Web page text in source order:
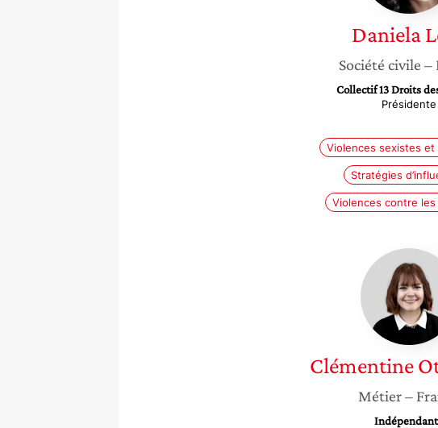
Daniela
Société civile –
Collectif 13 Droits
Présidente
Violences sexistes et
Stratégies
Violences contre les
Otto-
Bruc
Clémentine
Métier–